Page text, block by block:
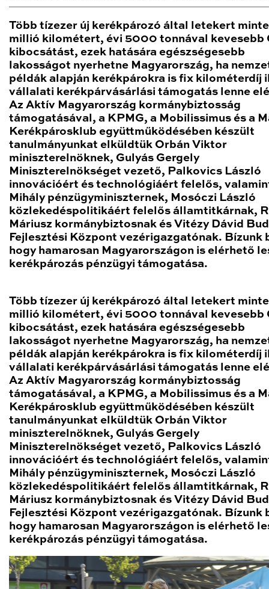
Több tízezer új kerékpározó által letekert
millió kilométert, évi 5000 tonnával kevesebb
kibocsátást, ezek hatására egészségesebb
lakosságot nyerhetne Magyarország, ha
példák alapján kerékpárokra is fix kilométerdíj
vállalati kerékpárvásárlási támogatás lenne
Az Aktív Magyarország kormánybiztosság
támogatásával, a KPMG, a Mobilissimus és a
Kerékpárosklub együttműködésében készült
tanulmányunkat elküldtük Orbán Viktor
miniszterelnöknek, Gulyás Gergely
Miniszterelnökséget vezető, Palkovics László
innovációért és technológiáért felelős,
Mihály pénzügyminiszternek, Mosóczi László
közlekedéspolitikáért felelős államtitkárnak,
Máriusz kormánybiztosnak és Vitézy Dávid
Fejlesztési Központ vezérigazgatónak. Bízunk
hogy hamarosan Magyarországon is elérhető
kerékpározás pénzügyi támogatása.
Több tízezer új kerékpározó által letekert
millió kilométert, évi 5000 tonnával kevesebb
kibocsátást, ezek hatására egészségesebb
lakosságot nyerhetne Magyarország, ha
példák alapján kerékpárokra is fix kilométerdíj
vállalati kerékpárvásárlási támogatás lenne
Az Aktív Magyarország kormánybiztosság
támogatásával, a KPMG, a Mobilissimus és a
Kerékpárosklub együttműködésében készült
tanulmányunkat elküldtük Orbán Viktor
miniszterelnöknek, Gulyás Gergely
Miniszterelnökséget vezető, Palkovics László
innovációért és technológiáért felelős,
Mihály pénzügyminiszternek, Mosóczi László
közlekedéspolitikáért felelős államtitkárnak,
Máriusz kormánybiztosnak és Vitézy Dávid
Fejlesztési Központ vezérigazgatónak. Bízunk
hogy hamarosan Magyarországon is elérhető
kerékpározás pénzügyi támogatása.